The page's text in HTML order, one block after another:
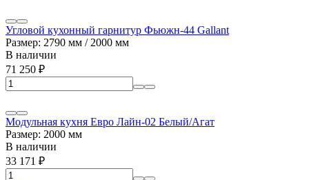
Угловой кухонный гарнитур Фьюжн-44 Gallant
Размер: 2790 мм / 2000 мм
В наличии
71 250 ₽
Модульная кухня Евро Лайн-02 Белый/Агат
Размер: 2000 мм
В наличии
33 171 ₽